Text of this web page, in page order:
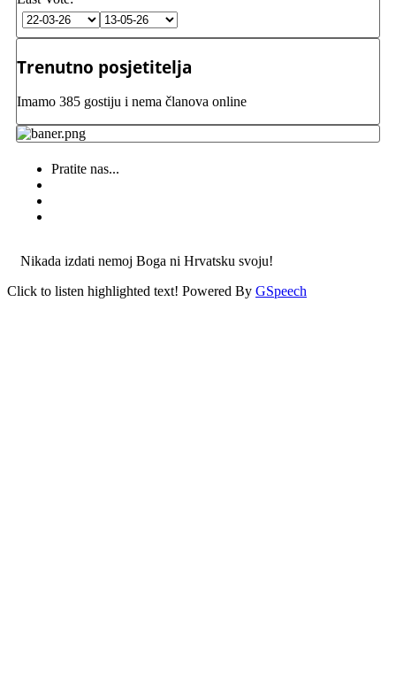
Trenutno posjetitelja
Imamo 385 gostiju i nema članova online
Pratite nas...
Nikada izdati nemoj Boga ni Hrvatsku svoju!
Click to listen highlighted text! Powered By GSpeech